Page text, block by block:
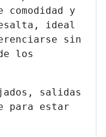
y
ideal
sin
los
salidas
para estar